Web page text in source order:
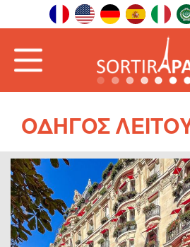
ΟΔΗΓΌΣ